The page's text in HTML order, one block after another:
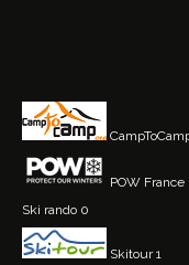
POW France
Ski rando 0
Skitour1